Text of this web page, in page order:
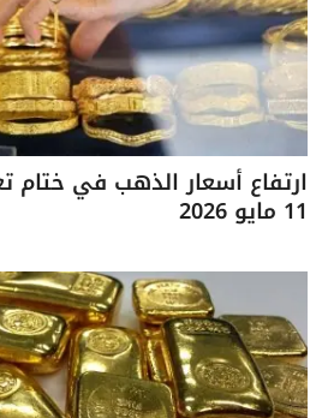
ارتفاع أسعار الذهب في ختام
11 مايو 2026